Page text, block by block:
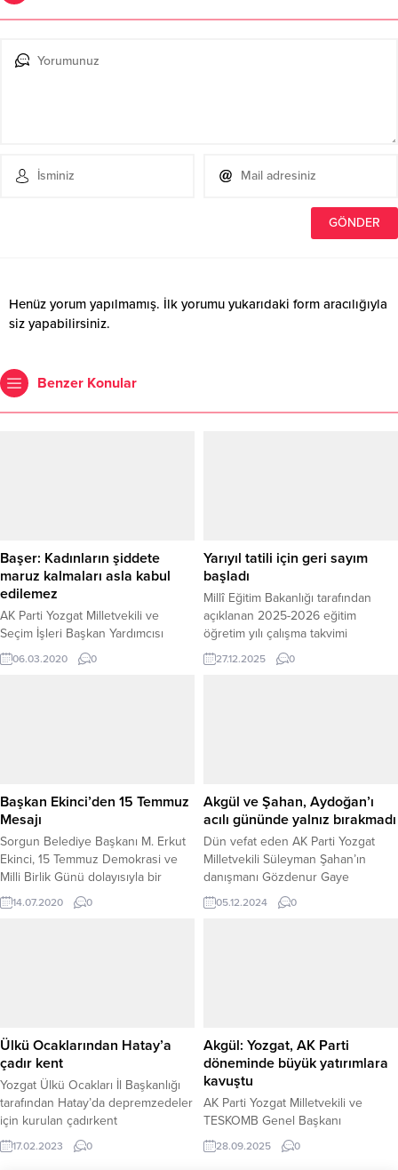
Henüz yorum yapılmamış. İlk yorumu yukarıdaki form aracılığıyla
siz yapabilirsiniz.
Benzer Konular
Başer: Kadınların şiddete
maruz kalmaları asla kabul
edilemez
AK Parti Yozgat Milletvekili ve
Seçim İşleri Başkan Yardımcısı
Yusuf Başer, kadınların evde, iş
yerinde, sosyal hayatta şiddete
06.03.2020 0
Yarıyıl tatili için geri sayım
başladı
Millî Eğitim Bakanlığı tarafından
açıklanan 2025-2026 eğitim
öğretim yılı çalışma takvimi
doğrultusunda, Yozgat genelinde
eğitim gören öğrenciler ve veliler
tatil süreci...
27.12.2025 0
Başkan Ekinci’den 15 Temmuz
Mesajı
Sorgun Belediye Başkanı M. Erkut
Ekinci, 15 Temmuz Demokrasi ve
Milli Birlik Günü dolayısıyla bir
mesaj yayımladı.
14.07.2020 0
Akgül ve Şahan, Aydoğan’ı
acılı gününde yalnız bırakmadı
Dün vefat eden AK Parti Yozgat
Milletvekili Süleyman Şahan’ın
danışmanı Gözdenur Gaye
Aydoğan’ın babasının cenaze
törenine, AK Parti Yozgat
Caminde öğle namazının ardından
kılınan cenaze namazı sonrası...
05.12.2024 0
Ülkü Ocaklarından Hatay’a
çadır kent
Yozgat Ülkü Ocakları İl Başkanlığı
tarafından Hatay’da depremzedeler
için kurulan çadırkent
depremzedelerin hizmetine
sunuldu.
17.02.2023 0
Akgül: Yozgat, AK Parti
döneminde büyük yatırımlara
kavuştu
AK Parti Yozgat Milletvekili ve
TESKOMB Genel Başkanı
Abdulkadir Akgül, Yozgat’ın AK Parti
iktidarıyla önemli yatırım ve
28.09.2025 0